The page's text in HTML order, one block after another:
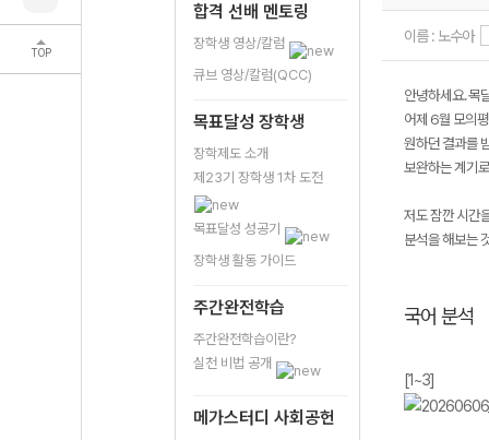
TOP
합격 선배 멘토링
장학생 영상/칼럼
큐브 영상/칼럼(QCC)
목표달성 장학생
장학제도 소개
제23기 장학생 1차 도전
목표달성 성공기
장학생 활동 가이드
주간완전학습
주간완전학습이란?
실천 비법 공개
메가스터디 사회공헌
이름 : 노수아
안녕하세요. 목
어제 6월 모의
원하던 결과를
보완하는 계기
저도 잠깐 시간
분석을 해보는
국어 분석
[1~3]